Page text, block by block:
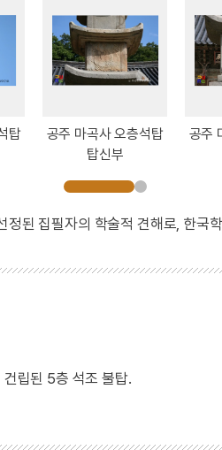
탑
공주 마곡사 오층석탑
탑신부
공주
된 집필자의 학술적 견해로, 한국
립된 5층 석조 불탑.